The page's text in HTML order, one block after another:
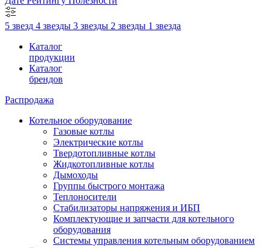
5 звезд 4 звезды 3 звезды 2 звезды 1 звезда
Каталог
продукции
Каталог
брендов
Распродажа
Котельное оборудование
Газовые котлы
Электрические котлы
Твердотопливные котлы
Жидкотопливные котлы
Дымоходы
Группы быстрого монтажа
Теплоносители
Стабилизаторы напряжения и ИБП
Комплектующие и запчасти для котельного
оборудования
Системы управления котельным оборудованием